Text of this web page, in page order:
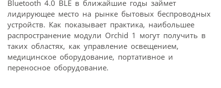
Bluetooth 4.0 BLE в ближайшие годы займет
лидирующее место на рынке бытовых беспроводных
устройств. Как показывает практика, наибольшее
распространение модули Orchid 1 могут получить в
таких областях, как управление освещением,
медицинское оборудование, портативное и
переносное оборудование.